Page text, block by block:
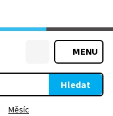
MENU
Hledat
Měsíc